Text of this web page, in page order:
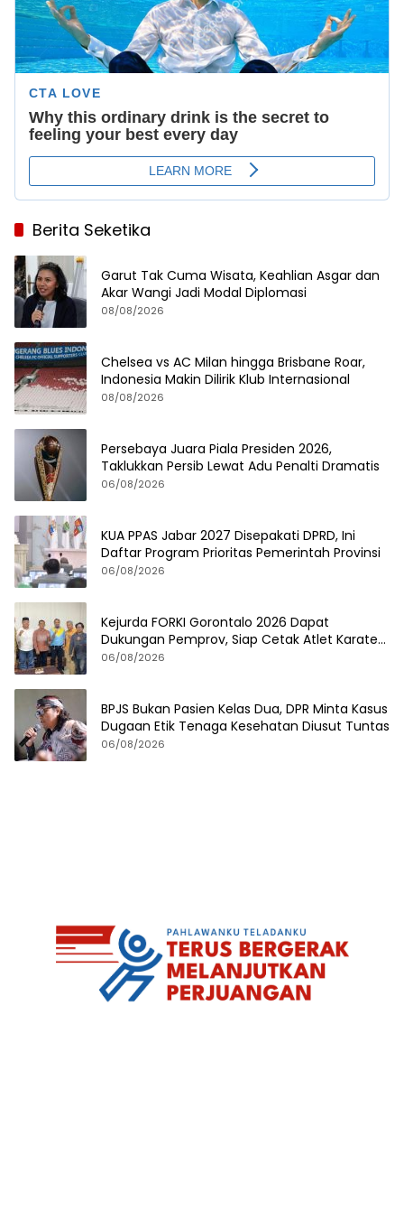
Berita Seketika
Garut Tak Cuma Wisata, Keahlian Asgar dan
Akar Wangi Jadi Modal Diplomasi
08/08/2026
Chelsea vs AC Milan hingga Brisbane Roar,
Indonesia Makin Dilirik Klub Internasional
08/08/2026
Persebaya Juara Piala Presiden 2026,
Taklukkan Persib Lewat Adu Penalti Dramatis
06/08/2026
KUA PPAS Jabar 2027 Disepakati DPRD, Ini
Daftar Program Prioritas Pemerintah Provinsi
06/08/2026
Kejurda FORKI Gorontalo 2026 Dapat
Dukungan Pemprov, Siap Cetak Atlet Karate
Berprestasi
06/08/2026
BPJS Bukan Pasien Kelas Dua, DPR Minta Kasus
Dugaan Etik Tenaga Kesehatan Diusut Tuntas
06/08/2026